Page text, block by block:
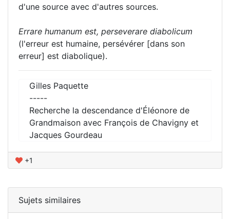
d'une source avec d'autres sources.
Errare humanum est, perseverare diabolicum
(l'erreur est humaine, persévérer [dans son
erreur] est diabolique).
Gilles Paquette
-----
Recherche la descendance d'Éléonore de
Grandmaison avec François de Chavigny et
Jacques Gourdeau
+1
Sujets similaires